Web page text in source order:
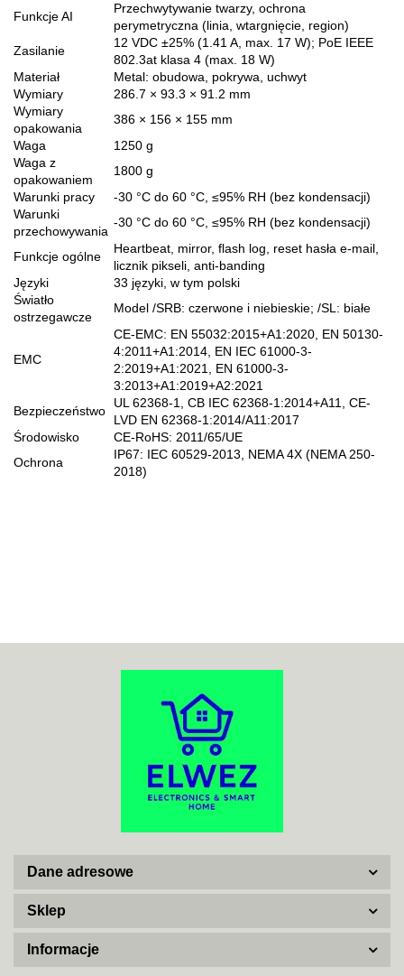
Funkcje AI
Przechwytywanie twarzy, ochrona
perymetryczna (linia, wtargnięcie, region)
Zasilanie
12 VDC ±25% (1.41 A, max. 17 W); PoE IEEE
802.3at klasa 4 (max. 18 W)
Materiał
Metal: obudowa, pokrywa, uchwyt
Wymiary
286.7 × 93.3 × 91.2 mm
Wymiary
opakowania
386 × 156 × 155 mm
Waga
1250 g
Waga z
opakowaniem
1800 g
Warunki pracy
-30 °C do 60 °C, ≤95% RH (bez kondensacji)
Warunki
przechowywania
-30 °C do 60 °C, ≤95% RH (bez kondensacji)
Funkcje ogólne
Heartbeat, mirror, flash log, reset hasła e-mail,
licznik pikseli, anti-banding
Języki
33 języki, w tym polski
Światło
ostrzegawcze
Model /SRB: czerwone i niebieskie; /SL: białe
EMC
CE-EMC: EN 55032:2015+A1:2020, EN 50130-
4:2011+A1:2014, EN IEC 61000-3-
2:2019+A1:2021, EN 61000-3-
3:2013+A1:2019+A2:2021
Bezpieczeństwo
UL 62368-1, CB IEC 62368-1:2014+A11, CE-
LVD EN 62368-1:2014/A11:2017
Środowisko
CE-RoHS: 2011/65/UE
Ochrona
IP67: IEC 60529-2013, NEMA 4X (NEMA 250-
2018)
ACO
ADATA
Dane adresowe
Sklep
Informacje